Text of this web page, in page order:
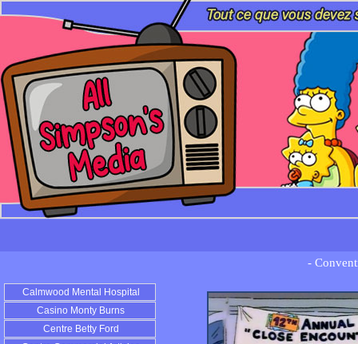
-
Calmwood Mental Hospital
Casino Monty Burns
Centre Betty Ford